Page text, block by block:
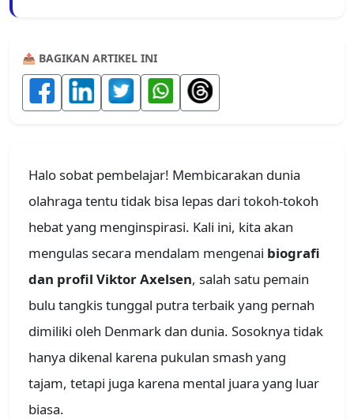
📤 BAGIKAN ARTIKEL INI
Halo sobat pembelajar! Membicarakan dunia
olahraga tentu tidak bisa lepas dari tokoh-tokoh
hebat yang menginspirasi. Kali ini, kita akan
mengulas secara mendalam mengenai biografi
dan profil Viktor Axelsen, salah satu pemain
bulu tangkis tunggal putra terbaik yang pernah
dimiliki oleh Denmark dan dunia. Sosoknya tidak
hanya dikenal karena pukulan smash yang
tajam, tetapi juga karena mental juara yang luar
biasa.